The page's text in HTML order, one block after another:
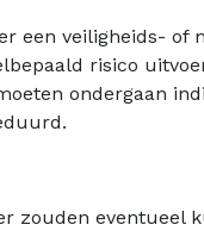
een veiligheids- of
risico
ondergaan
zouden eventueel